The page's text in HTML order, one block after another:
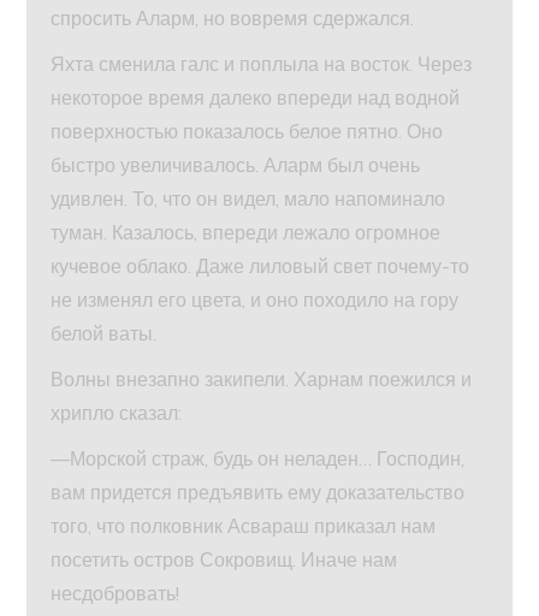
спросить Аларм, но вовремя сдержался.
Яхта сменила галс и поплыла на восток. Через
некоторое время далеко впереди над водной
поверхностью показалось белое пятно. Оно
быстро увеличивалось. Аларм был очень
удивлен. То, что он видел, мало напоминало
туман. Казалось, впереди лежало огромное
кучевое облако. Даже лиловый свет почему-то
не изменял его цвета, и оно походило на гору
белой ваты.
Волны внезапно закипели. Харнам поежился и
хрипло сказал:
—Морской страж, будь он неладен… Господин,
вам придется предъявить ему доказательство
того, что полковник Асвараш приказал нам
посетить остров Сокровищ. Иначе нам
несдобровать!